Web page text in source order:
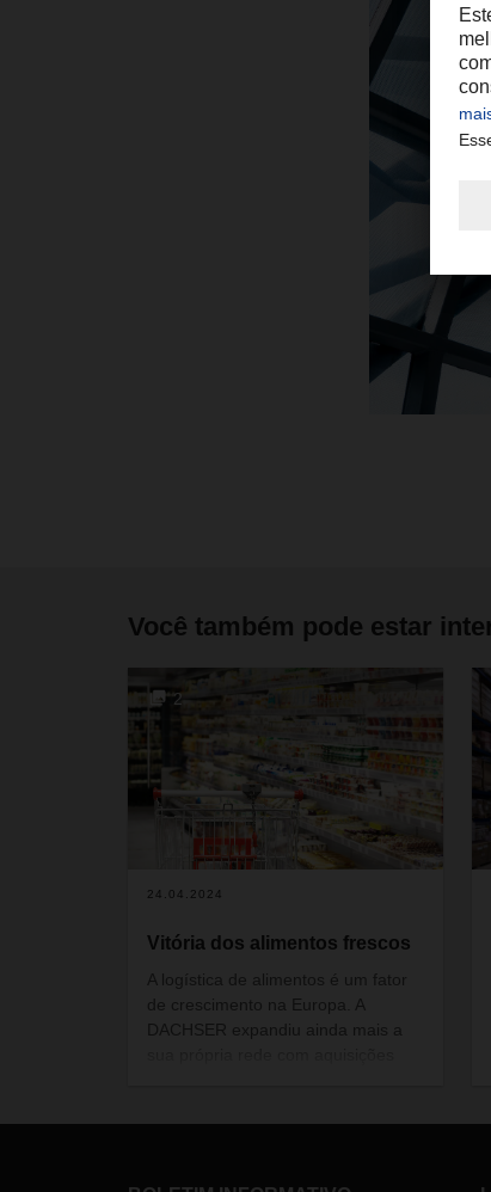
Você também pode estar
2
24.04.2024
Vitória dos alimentos frescos
A logística de alimentos é um fator
de crescimento na Europa. A
DACHSER expandiu ainda mais a
parceiros de rede no continente